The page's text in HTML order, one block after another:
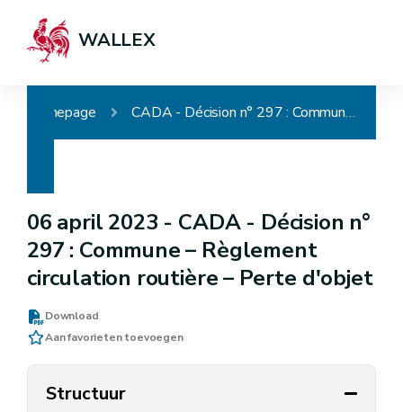
WALLEX
Homepage CADA - Décision n° 297 : Commune – Règlement circulation routière – Perte d'objet
06 april 2023 - CADA - Décision n°
297 : Commune – Règlement
circulation routière – Perte d'objet
Download
Aan favorieten toevoegen
Structuur